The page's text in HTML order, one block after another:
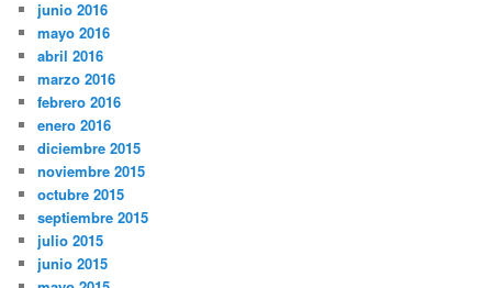
junio 2016
mayo 2016
abril 2016
marzo 2016
febrero 2016
enero 2016
diciembre 2015
noviembre 2015
octubre 2015
septiembre 2015
julio 2015
junio 2015